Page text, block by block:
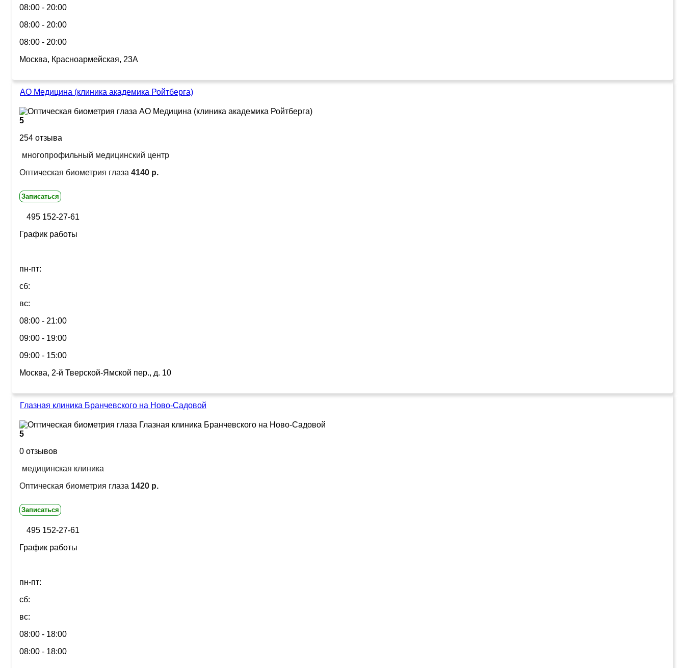
08:00 - 20:00
08:00 - 20:00
08:00 - 20:00
Москва, Красноармейская, 23А
АО Медицина (клиника академика Ройтберга)
5
254 отзыва
многопрофильный медицинский центр
Оптическая биометрия глаза 4140 р.
Записаться
495 152-27-61
График работы
пн-пт:
сб:
вс:
08:00 - 21:00
09:00 - 19:00
09:00 - 15:00
Москва, 2-й Тверской-Ямской пер., д. 10
Глазная клиника Бранчевского на Ново-Садовой
5
0 отзывов
медицинская клиника
Оптическая биометрия глаза 1420 р.
Записаться
495 152-27-61
График работы
пн-пт:
сб:
вс:
08:00 - 18:00
08:00 - 18:00